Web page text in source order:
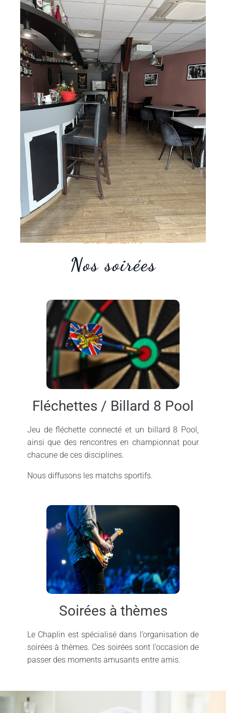
Évènements
Nos soirées
Fléchettes / Billard 8 Pool
Jeu de fléchette connecté et un billard 8 Pool,
ainsi que des rencontres en championnat pour
chacune de ces disciplines.
Nous diffusons les matchs sportifs.
Soirées à thèmes
Le Chaplin est spécialisé dans l’organisation de
soirées à thèmes. Ces soirées sont l’occasion de
passer des moments amusants entre amis.